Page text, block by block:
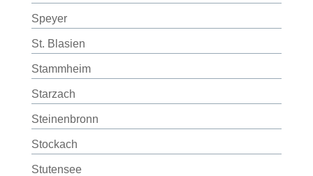
Speyer
St. Blasien
Stammheim
Starzach
Steinenbronn
Stockach
Stutensee